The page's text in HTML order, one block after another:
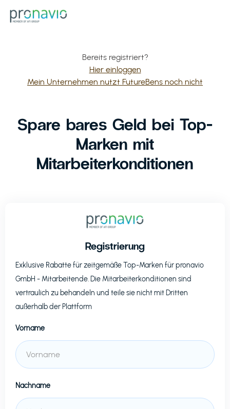
Bereits registriert?
Hier einloggen
Mein Unternehmen nutzt FutureBens noch nicht
Spare bares Geld bei Top-
Marken mit
Mitarbeiterkonditionen
Registrierung
Exklusive Rabatte für zeitgemäße Top-Marken fürpronavio
GmbH - Mitarbeitende. Die Mitarbeiterkonditionen sind
vertraulich zu behandeln und teile sie nicht mit Dritten
außerhalb der Plattform
Vorname
Nachname